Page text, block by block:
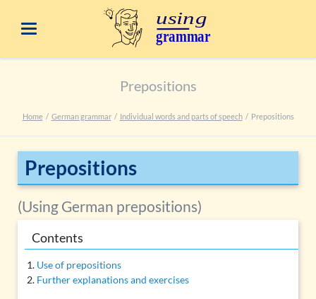
Prepositions
Home German grammar Individual words and parts of speech Prepositions
Prepositions
(Using German prepositions)
Contents
Use of prepositions
Further explanations and exercises